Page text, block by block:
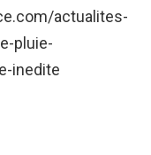
actualites-
pluie-
inedite